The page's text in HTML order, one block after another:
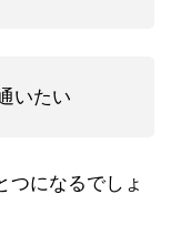
いたい
つになるでしょ